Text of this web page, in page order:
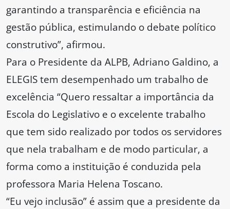
garantindo a transparência e eficiência na
gestão pública, estimulando o debate político
construtivo”, afirmou.
Para o Presidente da ALPB, Adriano Galdino, a
ELEGIS tem desempenhado um trabalho de
excelência “Quero ressaltar a importância da
Escola do Legislativo e o excelente trabalho
que tem sido realizado por todos os servidores
que nela trabalham e de modo particular, a
forma como a instituição é conduzida pela
professora Maria Helena Toscano.
“Eu vejo inclusão” é assim que a presidente da